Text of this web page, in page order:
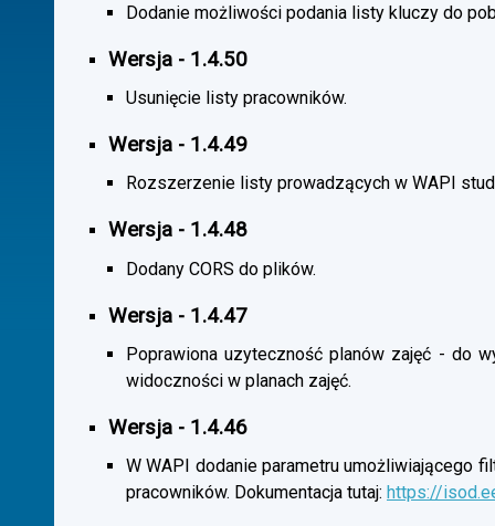
Dodanie możliwości podania listy kluczy do
Wersja - 1.4.50
Usunięcie listy pracowników.
Wersja - 1.4.49
Rozszerzenie listy prowadzących w WAPI
Wersja - 1.4.48
Dodany CORS do plików.
Wersja - 1.4.47
Poprawiona uzyteczność planów zajęć - do
widoczności w planach zajęć.
Wersja - 1.4.46
W WAPI dodanie parametru umożliwiającego
pracowników. Dokumentacja tutaj: https://